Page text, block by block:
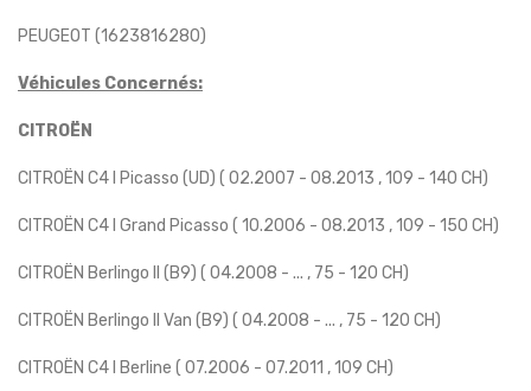
PEUGEOT (1623816280)
Véhicules Concernés:
CITROËN
CITROËN C4 I Picasso (UD) ( 02.2007 - 08.2013 , 109 - 140 CH)
CITROËN C4 I Grand Picasso ( 10.2006 - 08.2013 , 109 - 150 CH)
CITROËN Berlingo II (B9) ( 04.2008 - ... , 75 - 120 CH)
CITROËN Berlingo II Van (B9) ( 04.2008 - ... , 75 - 120 CH)
CITROËN C4 I Berline ( 07.2006 - 07.2011 , 109 CH)